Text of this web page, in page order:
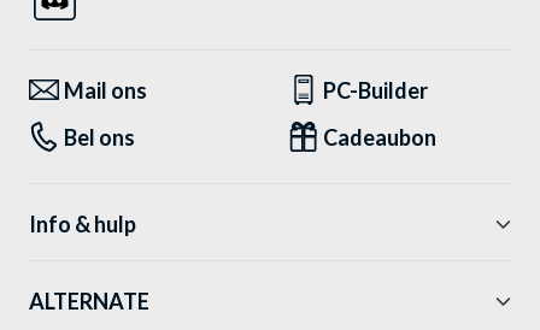
Mail ons
PC-Builder
Bel ons
Cadeaubon
Info & hulp
ALTERNATE